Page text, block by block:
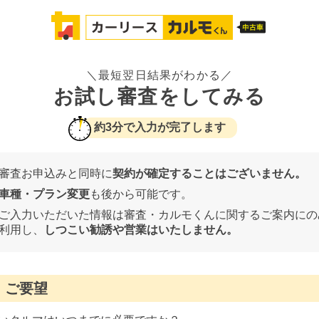
＼最短翌日結果がわかる／
お試し審査をしてみる
約3分で入力が完了します
査お申込みと同時に契約が確定することはございません。
種・プラン変更も後から可能です。
入力いただいた情報は審査・カルモくんに関するご案内に
用し、
しつこい勧誘や営業はいたしません。
ご要望